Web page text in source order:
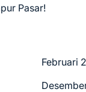
Pasar!
Februari